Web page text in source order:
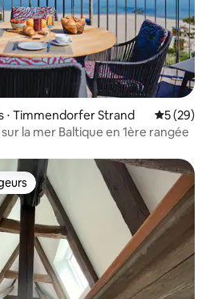
⋅ Timmendorfer Strand
5 (29)
la mer Baltique en 1ère rangée
les plus appréciés